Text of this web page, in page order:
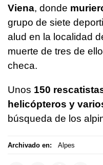
Viena, donde
grupo de siete
alud en la localidad
muerte de tres de
checa.
Unos 150
helicópteros y
búsqueda de los
Archivado en: Alpes